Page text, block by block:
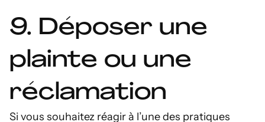
9. Déposer une
plainte ou une
réclamation
Si vous souhaitez réagir à l’une des pratiques